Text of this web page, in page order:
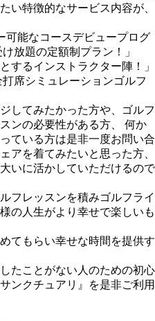
い特徴的なサービス内容が、
可能なコースデビュープログ
放題の定額制プラン！」
するインストラクター陣！」
席シミュレーションゴルフ
してみたかった方や、ゴルフ
ンの必要性がある方、 何か
ている方は是非一度お問い合
アを着てみたいと思った方、
いに活かしていただけるので
フレッスンを積みゴルフライ
の人生がより幸せで楽しいも
てもらい幸せな時間を提供す
たことがない人のための初心
ンクチュアリ』を是非ご利用